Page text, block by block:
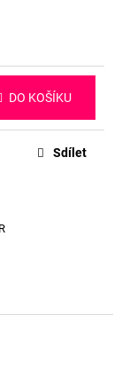
DO KOŠÍKU
Sdílet